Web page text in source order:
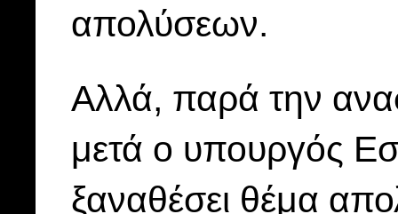
απολύσεων.
Αλλά, παρά την
μετά ο υπουργός
ξαναθέσει θέμα